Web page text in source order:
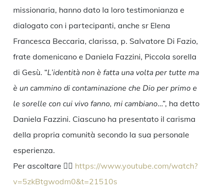
missionaria, hanno dato la loro testimonianza e
dialogato con i partecipanti, anche sr Elena
Francesca Beccaria, clarissa, p. Salvatore Di Fazio,
frate domenicano e Daniela Fazzini, Piccola sorella
di Gesù. “L’identità non è fatta una volta per tutte ma
è un cammino di contaminazione che Dio per primo e
le sorelle con cui vivo fanno, mi cambiano…”, ha detto
Daniela Fazzini. Ciascuno ha presentato il carisma
della propria comunità secondo la sua personale
esperienza.
Per ascoltare 👉🏼 https://www.youtube.com/watch?
v=5zkBtgwodm0&t=21510s